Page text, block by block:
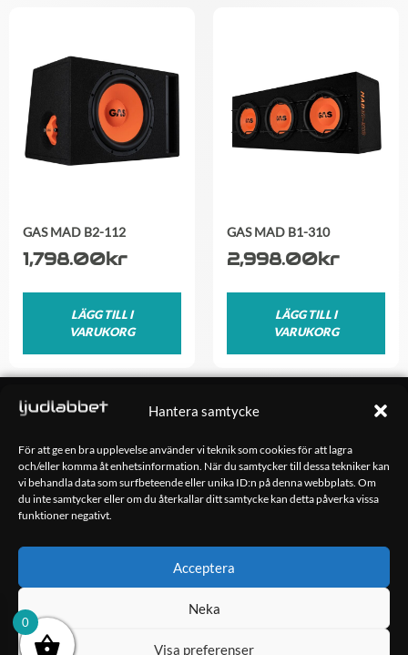
Hantera samtycke
För att ge en bra upplevelse använder vi teknik som cookies för att lagra
och/eller komma åt enhetsinformation. När du samtycker till dessa tekniker kan
vi behandla data som surfbeteende eller unika ID:n på denna webbplats. Om
du inte samtycker eller om du återkallar ditt samtycke kan detta påverka vissa
funktioner negativt.
Acceptera
Neka
Visa preferenser
GAS MAD B2-112
1,798.00kr
LÄGG TILL I
VARUKORG
GAS MAD B1-310
2,998.00kr
LÄGG TILL I
VARUKORG
OM OSS
Ljudlabbet är en del av Kungshamns Bildepå – Ljudlabbet i
Sotenäs AB.
KONTAKT
Klippsjövägen 5
456 34 Kungshamn
0